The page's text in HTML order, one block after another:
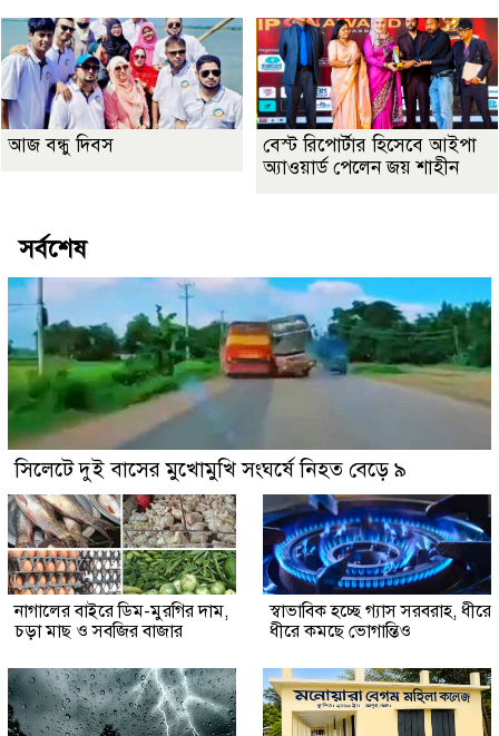
আজ বন্ধু দিবস
বেস্ট রিপোর্টার হিসেবে আইপা
অ্যাওয়ার্ড পেলেন জয় শাহীন
সর্বশেষ
সিলেটে দুই বাসের মুখোমুখি সংঘর্ষে নিহত বেড়ে ৯
নাগালের বাইরে ডিম-মুরগির দাম,
চড়া মাছ ও সবজির বাজার
স্বাভাবিক হচ্ছে গ্যাস সরবরাহ, ধীরে
ধীরে কমছে ভোগান্তিও